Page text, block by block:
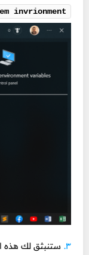
invrionment
ستنبثق لك هذه